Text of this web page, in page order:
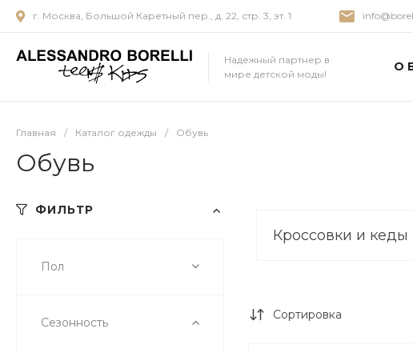
г. Москва, Большой Каретный пер., д. 22, стр. 3, эт. 1
Надежный партнер в
мире детской моды!
О
Главная / Каталог одежды / Обувь
Обувь
ФИЛЬТР
Пол
Сезонность
Кроссовки и кеды
Сортировка